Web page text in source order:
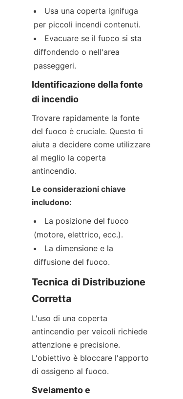
Usa una coperta ignifuga
per piccoli incendi contenuti.
Evacuare se il fuoco si sta
diffondendo o nell'area
passeggeri.
Identificazione della fonte
di incendio
Trovare rapidamente la fonte
del fuoco è cruciale. Questo ti
aiuta a decidere come utilizzare
al meglio la coperta
antincendio.
Le considerazioni chiave
includono:
La posizione del fuoco
(motore, elettrico, ecc.).
La dimensione e la
diffusione del fuoco.
Tecnica di Distribuzione
Corretta
L'uso di una coperta
antincendio per veicoli richiede
attenzione e precisione.
L'obiettivo è bloccare l'apporto
di ossigeno al fuoco.
Svelamento e